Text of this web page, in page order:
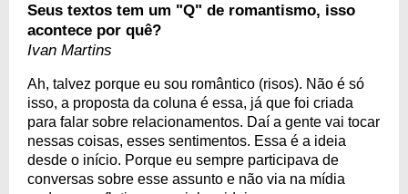
Seus textos tem um "Q" de romantismo, isso
acontece por quê?
Ivan Martins
Ah, talvez porque eu sou romântico (risos). Não é só
isso, a proposta da coluna é essa, já que foi criada
para falar sobre relacionamentos. Daí a gente vai tocar
nessas coisas, esses sentimentos. Essa é a ideia
desde o início. Porque eu sempre participava de
conversas sobre esse assunto e não via na mídia